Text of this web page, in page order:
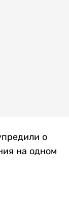
о
на одном